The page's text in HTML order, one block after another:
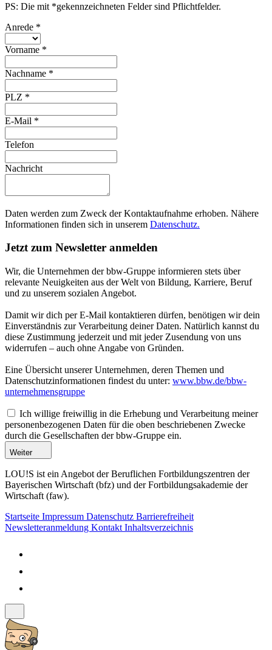
PS: Die mit *gekennzeichneten Felder sind Pflichtfelder.
Anrede *
Vorname *
Nachname *
PLZ *
E-Mail *
Telefon
Nachricht
Daten werden zum Zweck der Kontaktaufnahme erhoben. Nähere
Informationen finden sich in unserem Datenschutz.
Jetzt zum Newsletter anmelden
Wir, die Unternehmen der bbw-Gruppe informieren stets über
relevante Neuigkeiten aus der Welt von Bildung, Karriere, Beruf
und zu unserem sozialen Angebot.
Damit wir dich per E-Mail kontaktieren dürfen, benötigen wir dein
Einverständnis zur Verarbeitung deiner Daten. Natürlich kannst du
diese Zustimmung jederzeit und mit jeder Zusendung von uns
widerrufen – auch ohne Angabe von Gründen.
Eine Übersicht unserer Unternehmen, deren Themen und
Datenschutzinformationen findest du unter: www.bbw.de/bbw-
unternehmensgruppe
Ich willige freiwillig in die Erhebung und Verarbeitung meiner
personenbezogenen Daten für die oben beschriebenen Zwecke
durch die Gesellschaften der bbw-Gruppe ein.
Weiter
LOU!S ist ein Angebot der Beruflichen Fortbildungszentren der
Bayerischen Wirtschaft (bfz) und der Fortbildungsakademie der
Wirtschaft (faw).
Startseite Impressum Datenschutz Barrierefreiheit
Newsletteranmeldung Kontakt Inhaltsverzeichnis